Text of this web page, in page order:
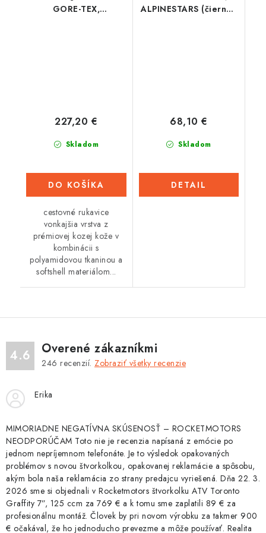
GORE-TEX,
Skladom
227,20 €
DO KOŠÍKA
cestovné rukavice
vonkajšia vrstva z
prémiovej kozej kože v
kombinácii s
polyamidovou tkaninou a
softshell materiálom...
ALPINESTARS (čierna/
Skladom
68,10 €
DETAIL
4.6 Overené zákazníkmi
246 recenzií. Zobraziť všetky recenzie
Erika
MIMORIADNE NEGATÍVNA SKÚSENOSŤ – ROCKETMOTORS
NEODPORÚČAM Toto nie je recenzia napísaná z emócie po
jednom nepríjemnom telefonáte. Je to výsledok opakovaných
problémov s novou štvorkolkou, opakovanej reklamácie a spôsobu,
akým bola naša reklamácia zo strany predajcu vyriešená. Dňa 22. 3.
2026 sme si objednali v Rocketmotors štvorkolku ATV Toronto
Graffity 7”, 125 ccm za 769 € a k tomu sme zaplatili 89 € za
profesionálnu montáž. Človek by pri novom výrobku za takmer 900
€ očakával, že ho jednoducho prevezme a môže používať. Realita